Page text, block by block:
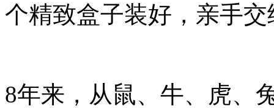
个精致盒子装好，亲手
8年来，从鼠、牛、虎、